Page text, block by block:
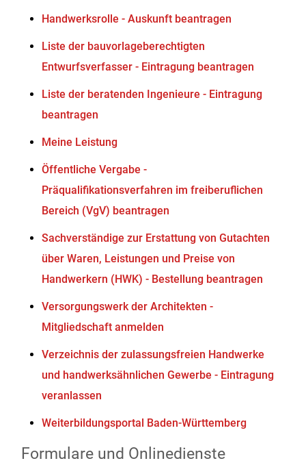
Handwerksrolle - Auskunft beantragen
Liste der bauvorlageberechtigten
Entwurfsverfasser - Eintragung beantragen
Liste der beratenden Ingenieure - Eintragung
beantragen
Meine Leistung
Öffentliche Vergabe -
Präqualifikationsverfahren im freiberuflichen
Bereich (VgV) beantragen
Sachverständige zur Erstattung von Gutachten
über Waren, Leistungen und Preise von
Handwerkern (HWK) - Bestellung beantragen
Versorgungswerk der Architekten -
Mitgliedschaft anmelden
Verzeichnis der zulassungsfreien Handwerke
und handwerksähnlichen Gewerbe - Eintragung
veranlassen
Weiterbildungsportal Baden-Württemberg
Formulare und Onlinedienste